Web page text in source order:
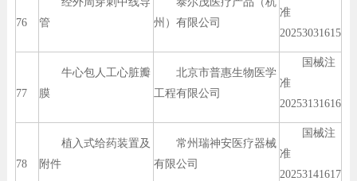
76
管
州）有限公司
准
20253031615
77
牛心包人工心脏瓣
膜
北京市普惠生物医学
工程有限公司
国械注
准
20253131616
78
植入式给药装置及
附件
常州瑞神安医疗器械
有限公司
国械注
准
20253141617